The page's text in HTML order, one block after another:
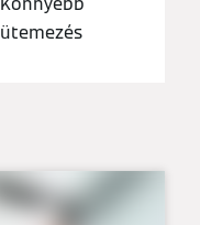
ütemezés